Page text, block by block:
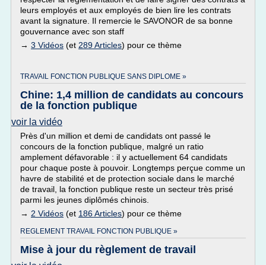
leurs employés et aux employés de bien lire les contrats
avant la signature. Il remercie le SAVONOR de sa bonne
gouvernance avec son staff
→ 3 Vidéos (et 289 Articles) pour ce thème
TRAVAIL FONCTION PUBLIQUE SANS DIPLOME »
Chine: 1,4 million de candidats au concours
de la fonction publique
voir la vidéo
Près d'un million et demi de candidats ont passé le
concours de la fonction publique, malgré un ratio
amplement défavorable : il y actuellement 64 candidats
pour chaque poste à pouvoir. Longtemps perçue comme un
havre de stabilité et de protection sociale dans le marché
de travail, la fonction publique reste un secteur très prisé
parmi les jeunes diplômés chinois.
→ 2 Vidéos (et 186 Articles) pour ce thème
REGLEMENT TRAVAIL FONCTION PUBLIQUE »
Mise à jour du règlement de travail